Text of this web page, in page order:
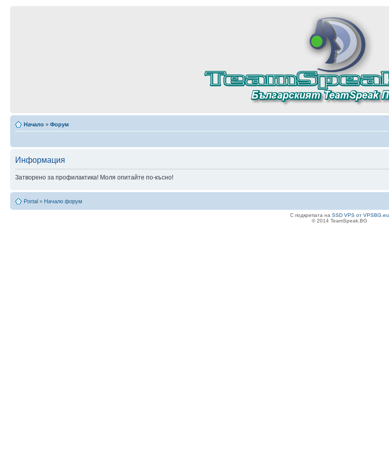
Начало » Форум
Информация
Затворено за профилактика! Моля опитайте по-късно!
Portal » Начало форум
С подкрепата на SSD VPS от VPSBG.eu
© 2014 TeamSpeak.BG